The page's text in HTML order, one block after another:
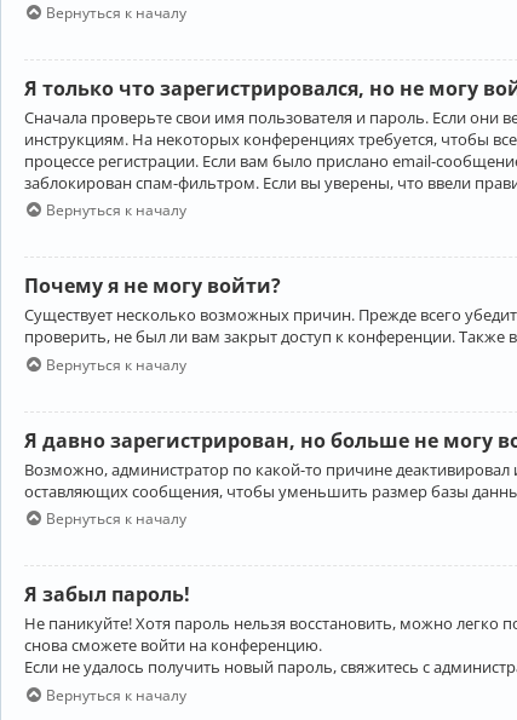
Вернуться к началу
Я только что зарегистрировался, но не могу
Сначала проверьте свои имя пользователя и пароль. Если они
инструкциям. На некоторых конференциях требуется, чтобы
процессе регистрации. Если вам было прислано email-
заблокирован спам-фильтром. Если вы уверены, что ввели
Вернуться к началу
Почему я не могу войти?
Существует несколько возможных причин. Прежде всего
проверить, не был ли вам закрыт доступ к конференции.
Вернуться к началу
Я давно зарегистрирован, но больше не могу
Возможно, администратор по какой-то причине
оставляющих сообщения, чтобы уменьшить размер базы
Вернуться к началу
Я забыл пароль!
Не паникуйте! Хотя пароль нельзя восстановить, можно
снова сможете войти на конференцию.
Если не удалось получить новый пароль, свяжитесь с
Вернуться к началу